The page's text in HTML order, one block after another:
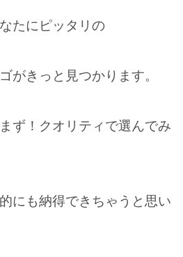
たにピッタリの
がきっと見つかります。
ず！クオリティで選んでみ
にも納得できちゃうと思い